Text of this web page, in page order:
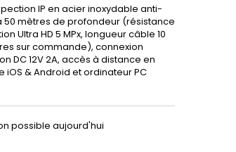
IP en acier inoxydable anti-
mètres de profondeur (résistance
Ultra HD 5 MPx, longueur câble 10
sur commande), connexion
DC 12V 2A, accès à distance en
& Android et ordinateur PC
possible aujourd'hui